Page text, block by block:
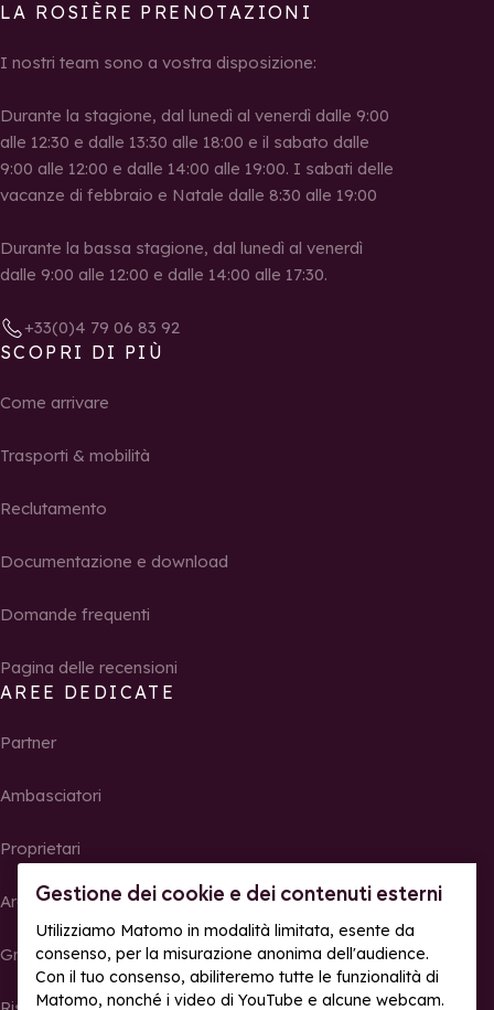
Gestione dei cookie e dei contenuti esterni
Utilizziamo Matomo in modalità limitata, esente da
consenso, per la misurazione anonima dell'audience.
Con il tuo consenso, abiliteremo tutte le funzionalità di
Matomo, nonché i video di YouTube e alcune webcam.
LA ROSIÈRE PRENOTAZIONI
I nostri team sono a vostra disposizione:
Durante la stagione, dal lunedì al venerdì dalle 9:00
alle 12:30 e dalle 13:30 alle 18:00 e il sabato dalle
9:00 alle 12:00 e dalle 14:00 alle 19:00. I sabati delle
vacanze di febbraio e Natale dalle 8:30 alle 19:00
Durante la bassa stagione, dal lunedì al venerdì
dalle 9:00 alle 12:00 e dalle 14:00 alle 17:30.
+33(0)4 79 06 83 92
SCOPRI DI PIÙ
Come arrivare
Trasporti & mobilità
Reclutamento
Documentazione e download
Domande frequenti
Pagina delle recensioni
AREE DEDICATE
Partner
Ambasciatori
Proprietari
Area Stampa
Gruppi, seminari e tour operator